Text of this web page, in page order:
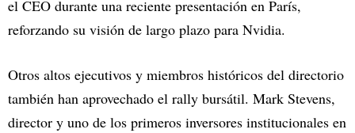
el CEO durante una reciente presentación en París,
reforzando su visión de largo plazo para Nvidia.
Otros altos ejecutivos y miembros históricos del directorio
también han aprovechado el rally bursátil. Mark Stevens,
director y uno de los primeros inversores institucionales en